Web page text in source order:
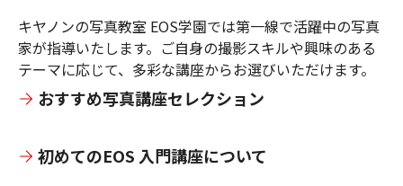
キヤノンの写真教室 EOS学園では第一線で活躍中の写真
家が指導いたします。ご自身の撮影スキルや興味のある
テーマに応じて、多彩な講座からお選びいただけます。
おすすめ写真講座セレクション
初めてのEOS 入門講座について